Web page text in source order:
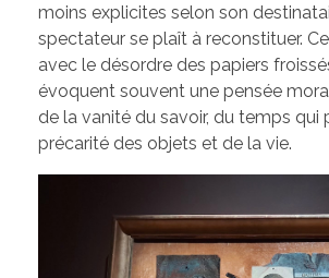
moins explicites selon son
spectateur se plaît à reconstituer.
avec le désordre des papiers
évoquent souvent une pensée
de la vanité du savoir, du temps qui
précarité des objets et de la vie.